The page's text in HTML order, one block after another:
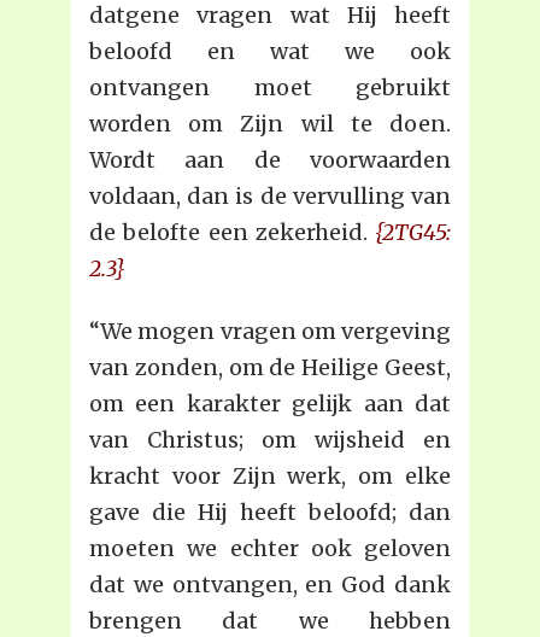
datgene vragen wat Hij heeft
beloofd en wat we ook
ontvangen moet gebruikt
worden om Zijn wil te doen.
Wordt aan de voorwaarden
voldaan, dan is de vervulling van
de belofte een zekerheid. {2TG45:
2.3}
“We mogen vragen om vergeving
van zonden, om de Heilige Geest,
om een karakter gelijk aan dat
van Christus; om wijsheid en
kracht voor Zijn werk, om elke
gave die Hij heeft beloofd; dan
moeten we echter ook geloven
dat we ontvangen, en God dank
brengen dat we hebben